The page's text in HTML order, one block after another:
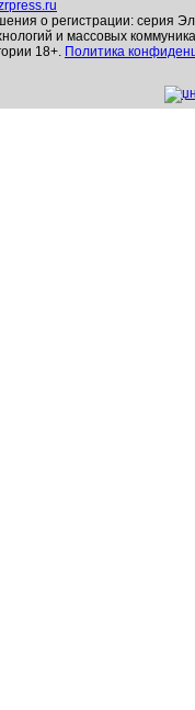
о регистрации: серия
и массовых
18+. Политика